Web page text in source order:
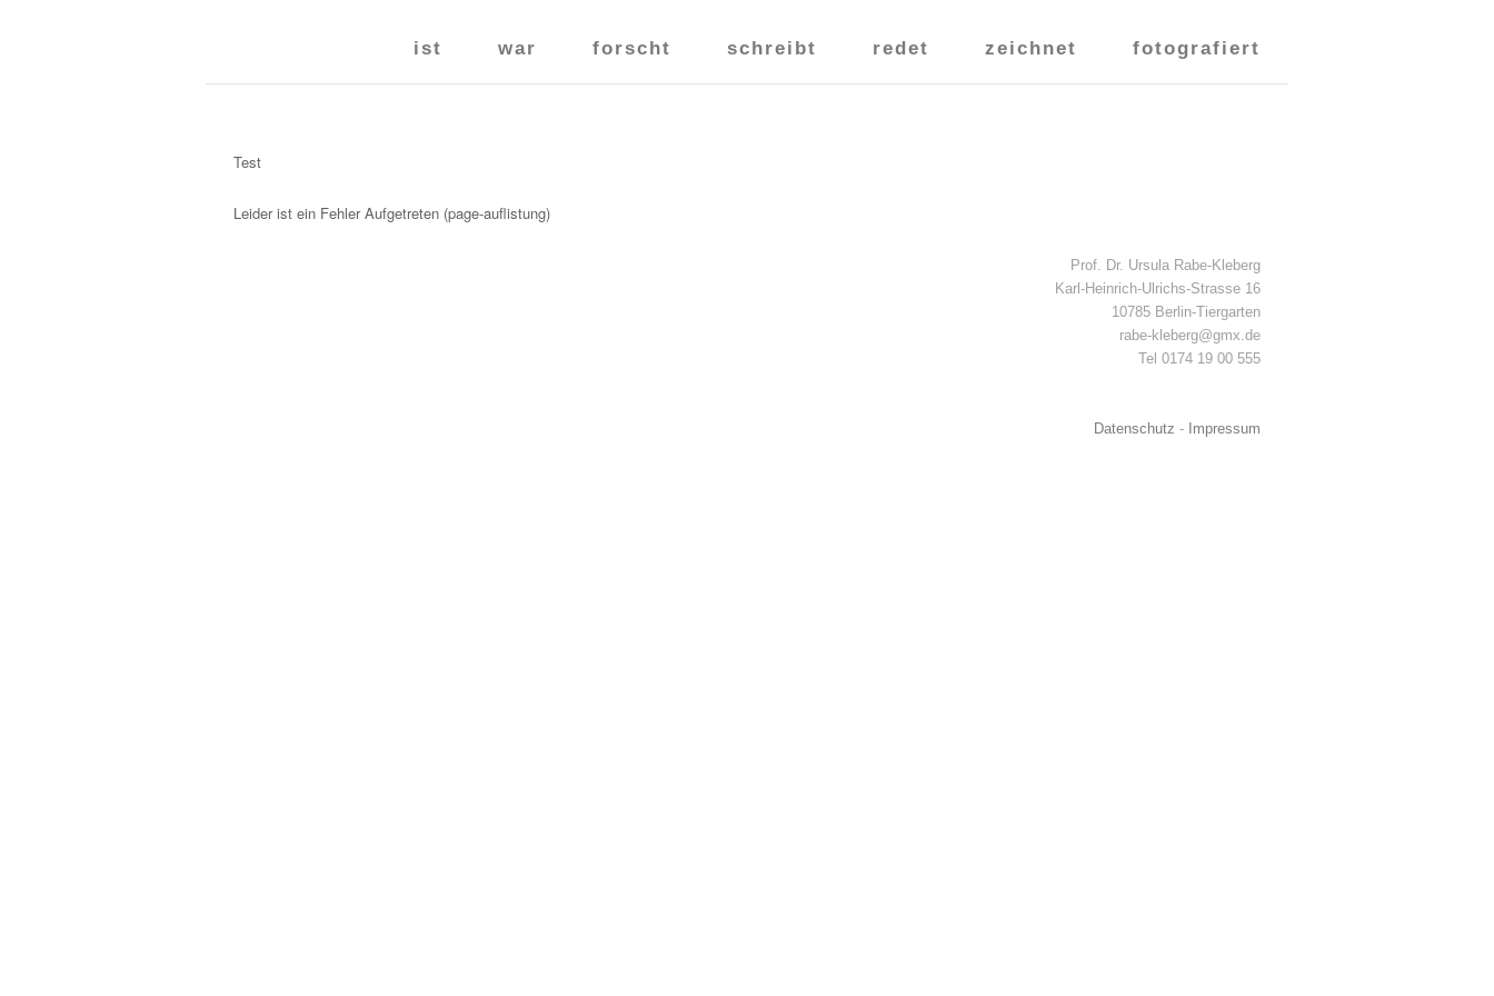
fotografiert
zeichnet
redet
schreibt
forscht
war
ist
Test
Leider ist ein Fehler Aufgetreten (page-auflistung)
Prof. Dr. Ursula Rabe-Kleberg
Karl-Heinrich-Ulrichs-Strasse 16
10785 Berlin-Tiergarten
rabe-kleberg@gmx.de
Tel 0174 19 00 555
Datenschutz - Impressum